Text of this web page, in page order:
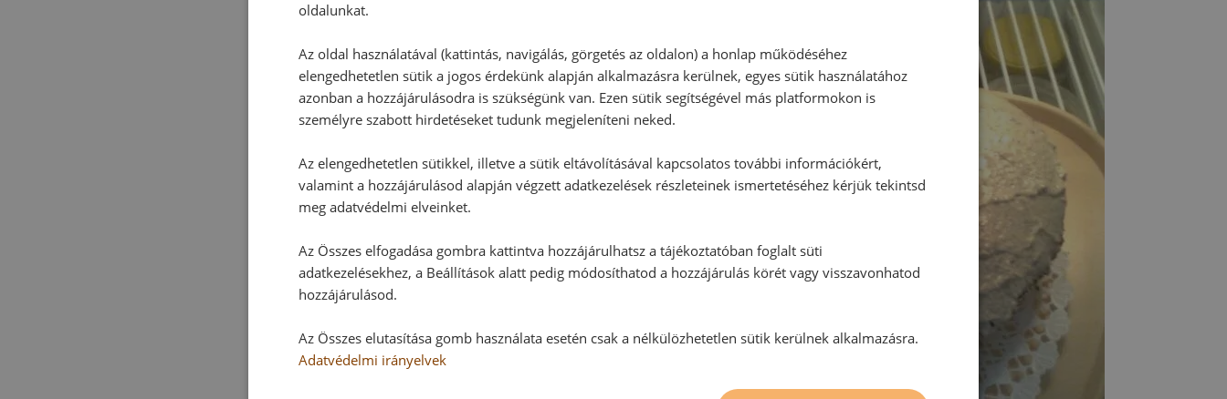
oldalunkat.
Az oldal használatával (kattintás, navigálás, görgetés az oldalon) a honlap működéséhez
elengedhetetlen sütik a jogos érdekünk alapján alkalmazásra kerülnek, egyes sütik használatához
azonban a hozzájárulásodra is szükségünk van. Ezen sütik segítségével más platformokon is
személyre szabott hirdetéseket tudunk megjeleníteni neked.
Az elengedhetetlen sütikkel, illetve a sütik eltávolításával kapcsolatos további információkért,
valamint a hozzájárulásod alapján végzett adatkezelések részleteinek ismertetéséhez kérjük tekintsd
meg adatvédelmi elveinket.
Az Összes elfogadása gombra kattintva hozzájárulhatsz a tájékoztatóban foglalt süti
adatkezelésekhez, a Beállítások alatt pedig módosíthatod a hozzájárulás körét vagy visszavonhatod
hozzájárulásod.
Az Összes elutasítása gomb használata esetén csak a nélkülözhetetlen sütik kerülnek alkalmazásra.
Adatvédelmi irányelvek